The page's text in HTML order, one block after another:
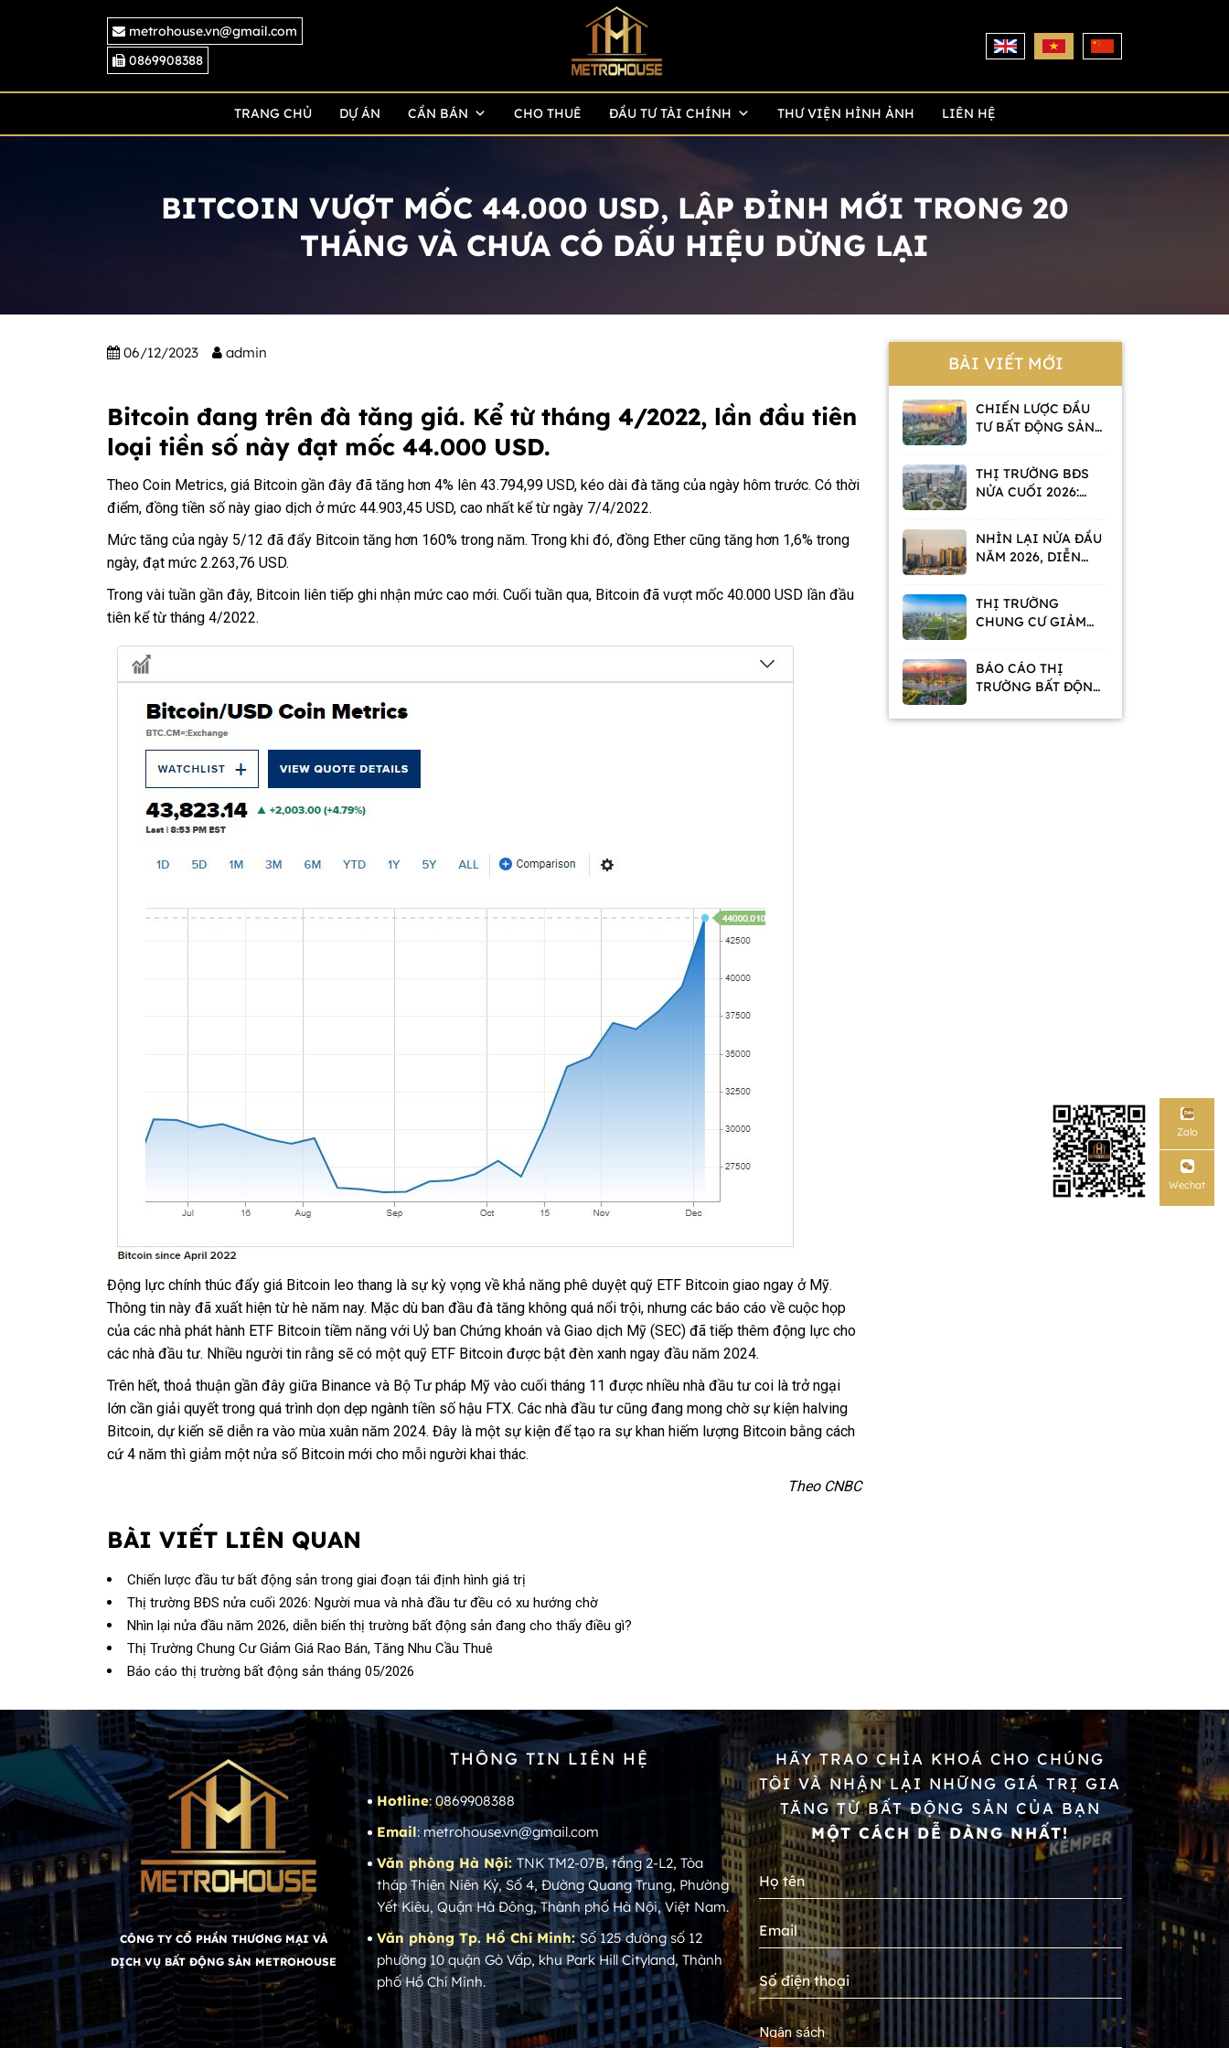
metrohouse.vn@gmail.com
0869908388
TRANG CHỦ DỰ ÁN CẦN BÁN CHO THUÊ ĐẦU TƯ TÀI CHÍNH THƯ VIỆN HÌNH ẢNH LIÊN HỆ
BITCOIN VƯỢT MỐC 44.000 USD, LẬP ĐỈNH MỚI TRONG 20
THÁNG VÀ CHƯA CÓ DẤU HIỆU DỪNG LẠI
06/12/2023 admin
Bitcoin đang trên đà tăng giá. Kể từ tháng 4/2022, lần đầu tiên
loại tiền số này đạt mốc 44.000 USD.
Theo Coin Metrics, giá Bitcoin gần đây đã tăng hơn 4% lên 43.794,99 USD, kéo dài đà tăng của ngày hôm trước. Có thời
điểm, đồng tiền số này giao dịch ở mức 44.903,45 USD, cao nhất kể từ ngày 7/4/2022.
Mức tăng của ngày 5/12 đã đẩy Bitcoin tăng hơn 160% trong năm. Trong khi đó, đồng Ether cũng tăng hơn 1,6% trong
ngày, đạt mức 2.263,76 USD.
Trong vài tuần gần đây, Bitcoin liên tiếp ghi nhận mức cao mới. Cuối tuần qua, Bitcoin đã vượt mốc 40.000 USD lần đầu
tiên kể từ tháng 4/2022.
Động lực chính thúc đẩy giá Bitcoin leo thang là sự kỳ vọng về khả năng phê duyệt quỹ ETF Bitcoin giao ngay ở Mỹ.
Thông tin này đã xuất hiện từ hè năm nay. Mặc dù ban đầu đà tăng không quá nổi trội, nhưng các báo cáo về cuộc họp
của các nhà phát hành ETF Bitcoin tiềm năng với Uỷ ban Chứng khoán và Giao dịch Mỹ (SEC) đã tiếp thêm động lực cho
các nhà đầu tư. Nhiều người tin rằng sẽ có một quỹ ETF Bitcoin được bật đèn xanh ngay đầu năm 2024.
Trên hết, thoả thuận gần đây giữa Binance và Bộ Tư pháp Mỹ vào cuối tháng 11 được nhiều nhà đầu tư coi là trở ngại
lớn cần giải quyết trong quá trình dọn dẹp ngành tiền số hậu FTX. Các nhà đầu tư cũng đang mong chờ sự kiện halving
Bitcoin, dự kiến sẽ diễn ra vào mùa xuân năm 2024. Đây là một sự kiện để tạo ra sự khan hiếm lượng Bitcoin bằng cách
cứ 4 năm thì giảm một nửa số Bitcoin mới cho mỗi người khai thác.
Theo CNBC
BÀI VIẾT LIÊN QUAN
Chiến lược đầu tư bất động sản trong giai đoạn tái định hình giá trị
Thị trường BĐS nửa cuối 2026: Người mua và nhà đầu tư đều có xu hướng chờ
Nhìn lại nửa đầu năm 2026, diễn biến thị trường bất động sản đang cho thấy điều gì?
Thị Trường Chung Cư Giảm Giá Rao Bán, Tăng Nhu Cầu Thuê
Báo cáo thị trường bất động sản tháng 05/2026
BÀI VIẾT MỚI
CHIẾN LƯỢC ĐẦU
TƯ BẤT ĐỘNG SẢN
TÁI ĐỊNH HÌNH GIÁ
TRỊ
THỊ TRƯỜNG BĐS
NỬA CUỐI 2026:
ĐẦU TƯ ĐỀU CÓ XU
HƯỚNG CHỜ
NHÌN LẠI NỬA ĐẦU
NĂM 2026, DIỄN
BẤT ĐỘNG SẢN
ĐANG CHO THẤY
ĐIỀU GÌ?
THỊ TRƯỜNG
CHUNG CƯ GIẢM
NHU CẦU THUÊ
BÁO CÁO THỊ
TRƯỜNG BẤT ĐỘNG
05/2026
CÔNG TY CỔ PHẦN THƯƠNG MẠI VÀ
DỊCH VỤ BẤT ĐỘNG SẢN METROHOUSE
THÔNG TIN LIÊN HỆ
Hotline: 0869908388
Email: metrohouse.vn@gmail.com
Văn phòng Hà Nội: TNK TM2-07B, tầng 2-L2, Tòa
tháp Thiên Niên Kỷ, Số 4, Đường Quang Trung, Phường
Yết Kiêu, Quận Hà Đông, Thành phố Hà Nội, Việt Nam.
Văn phòng Tp. Hồ Chí Minh:Số 125 đường số 12
phường 10 quận Gò Vấp, khu Park Hill Cityland, Thành
phố Hồ Chí Minh.
HÃY TRAO CHÌA KHOÁ CHO CHÚNG
TÔI VÀ NHẬN LẠI NHỮNG GIÁ TRỊ GIA
TĂNG TỪ BẤT ĐỘNG SẢN CỦA BẠN
MỘT CÁCH DỄ DÀNG NHẤT!
Zalo
Wechat